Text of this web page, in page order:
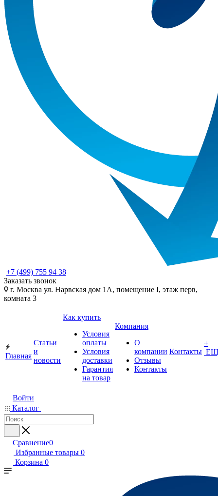
+7 (499) 755 94 38
Заказать звонок
г. Москва ул. Нарвская дом 1А, помещение I, этаж перв,
комната 3
Главная
Статьи
и
новости
Как купить
Условия
оплаты
Условия
доставки
Гарантия
на товар
Компания
О
компании
Отзывы
Контакты
Контакты
+
Войти
Каталог
Сравнение0
Избранные товары 0
Корзина 0